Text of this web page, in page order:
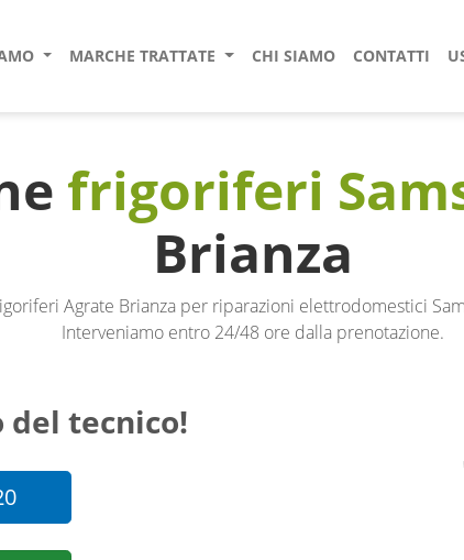
MARCHE TRATTATE CHI SIAMO CONTATTI
frigoriferi
Brianza
Agrate Brianza per riparazioni elettrodomestici
Interveniamo entro 24/48 ore dalla prenotazione.
tecnico!